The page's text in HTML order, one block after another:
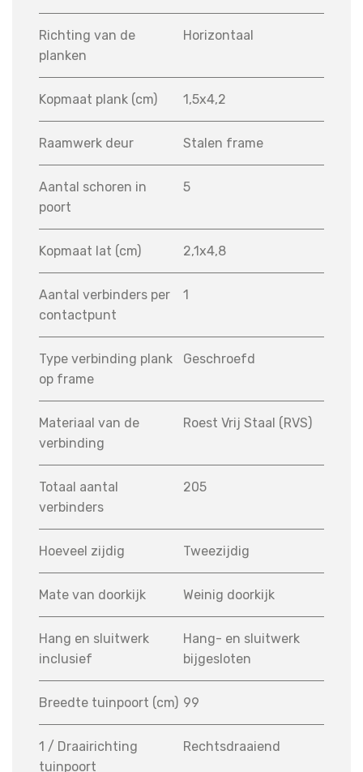
Richting van de
planken
Horizontaal
Kopmaat plank (cm) 1,5x4,2
Raamwerk deur Stalen frame
Aantal schoren in
poort
5
Kopmaat lat (cm) 2,1x4,8
Aantal verbinders per
contactpunt
1
Type verbinding plank
op frame
Geschroefd
Materiaal van de
verbinding
Roest Vrij Staal (RVS)
Totaal aantal
verbinders
205
Hoeveel zijdig Tweezijdig
Mate van doorkijk Weinig doorkijk
Hang en sluitwerk
inclusief
Hang- en sluitwerk
bijgesloten
Breedte tuinpoort (cm) 99
1 / Draairichting
tuinpoort
Rechtsdraaiend